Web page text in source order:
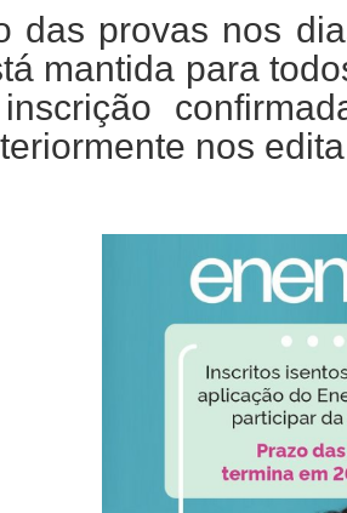
das provas nos
mantida para
nos